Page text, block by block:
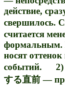
действие,
свершилось.
считается
формальным.
носят
событий. 2)
する直前 —